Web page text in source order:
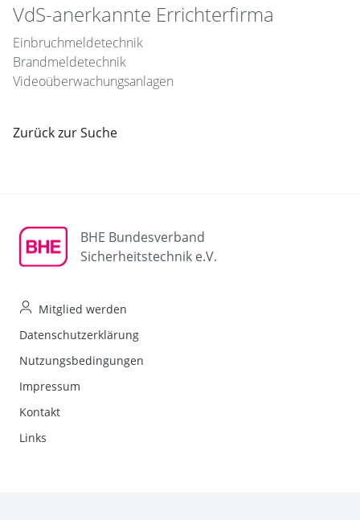
VdS-anerkannte Errichterfirma
Einbruchmeldetechnik
Brandmeldetechnik
Videoüberwachungsanlagen
Zurück zur Suche
BHE Bundesverband
Sicherheitstechnik e.V.
Mitglied werden
Datenschutzerklärung
Nutzungsbedingungen
Impressum
Kontakt
Links